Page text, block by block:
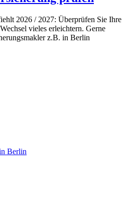
2026 / 2027: Überprüfen Sie Ihre
vieles erleichtern. Gerne
z.B. in Berlin
Berlin